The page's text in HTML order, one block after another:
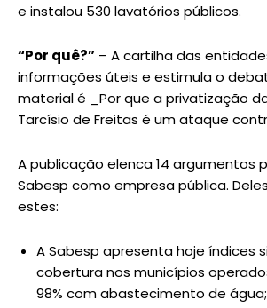
e instalou 530 lavatórios públicos.
“Por quê?” – A cartilha das
informações úteis e estimula o
material é _Por que a privatização
Tarcísio de Freitas é um ataque
A publicação elenca 14 argumentos
Sabesp como empresa pública.
estes:
A Sabesp apresenta hoje índices
cobertura nos municípios
98% com abastecimento de